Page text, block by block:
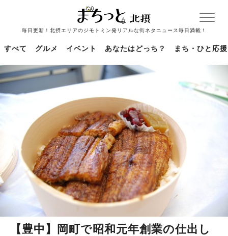
毎日更新！北摂エリアのジモトミン発リアルな街ネタニュース毎日満載！
すべて グルメ イベント あなたはどっち？ まち・ひと応援
【豊中】岡町で昭和元年創業の仕出し